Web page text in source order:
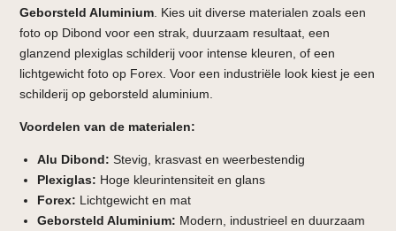
Geborsteld Aluminium . Kies uit diverse materialen zoals een
foto op Dibond voor een strak, duurzaam resultaat, een
glanzend plexiglas schilderij voor intense kleuren, of een
lichtgewicht foto op Forex. Voor een industriële look kiest je een
schilderij op geborsteld aluminium.
Voordelen van de materialen:
Alu Dibond: Stevig, krasvast en weerbestendig
Plexiglas: Hoge kleurintensiteit en glans
Forex: Lichtgewicht en mat
Geborsteld Aluminium: Modern, industrieel en duurzaam